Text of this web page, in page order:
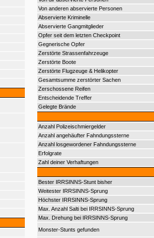
Von anderen abservierte Personen
Abservierte Kriminelle
Abservierte Gangmitglieder
Opfer seit dem letzten Checkpoint
Gegnerische Opfer
Zerstörte Strassenfahrzeuge
Zerstörte Boote
Zerstörte Flugzeuge & Helikopter
Gesamtsumme zerstörter Sachen
Zerschossene Reifen
Entscheidende Treffer
Gelegte Brände
Anzahl Polizeischmiergelder
Anzahl angehäufter Fahndungssterne
Anzahl losgewordener Fahndungssterne
Erfolgrate
Zahl deiner Verhaftungen
Bester IRRSINNS-Stunt bisher
Weitester IRRSINNS-Sprung
Höchster IRRSINNS-Sprung
Max. Anzahl Salti bei IRRSINNS-Sprung
Max. Drehung bei IRRSINNS-Sprung
Monster-Stunts gefunden